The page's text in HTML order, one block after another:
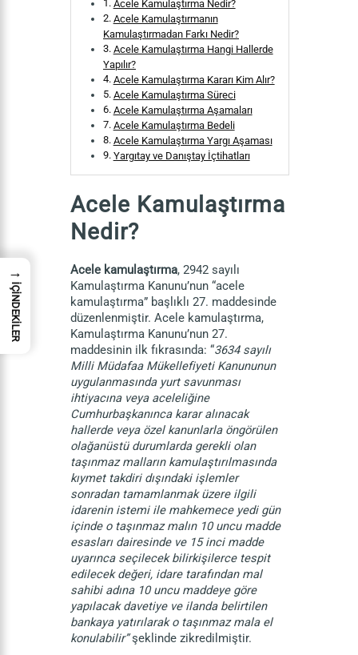
Acele Kamulaştırma Nedir?
Acele Kamulaştırmanın
Kamulaştırmadan Farkı Nedir?
Acele Kamulaştırma Hangi Hallerde
Yapılır?
Acele Kamulaştırma Kararı Kim Alır?
Acele Kamulaştırma Süreci
Acele Kamulaştırma Aşamaları
Acele Kamulaştırma Bedeli
Acele Kamulaştırma Yargı Aşaması
Yargıtay ve Danıştay İçtihatları
Acele Kamulaştırma
Nedir?
Acele kamulaştırma, 2942 sayılı
Kamulaştırma Kanunu’nun “acele
kamulaştırma” başlıklı 27. maddesinde
düzenlenmiştir. Acele kamulaştırma,
Kamulaştırma Kanunu’nun 27.
maddesinin ilk fıkrasında: “3634 sayılı
Milli Müdafaa Mükellefiyeti Kanununun
uygulanmasında yurt savunması
ihtiyacına veya aceleliğine
Cumhurbaşkanınca karar alınacak
hallerde veya özel kanunlarla öngörülen
olağanüstü durumlarda gerekli olan
taşınmaz malların kamulaştırılmasında
kıymet takdiri dışındaki işlemler
sonradan tamamlanmak üzere ilgili
idarenin istemi ile mahkemece yedi gün
içinde o taşınmaz malın 10 uncu madde
esasları dairesinde ve 15 inci madde
uyarınca seçilecek bilirkişilerce tespit
edilecek değeri, idare tarafından mal
sahibi adına 10 uncu maddeye göre
yapılacak davetiye ve ilanda belirtilen
bankaya yatırılarak o taşınmaz mala el
konulabilir”şeklinde zikredilmiştir.
→
İÇİNDEKİLER